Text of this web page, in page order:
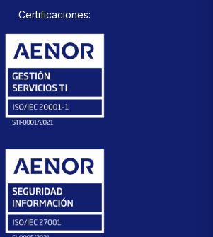
Certificaciones: